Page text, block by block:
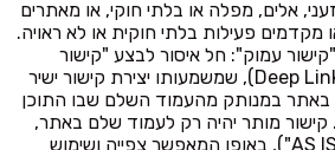
אלים, מפלה או בלתי חוקי, או מאתרים
מקדמים פעילות בלתי חוקית או לא ראויה.
"קישור עמוק": חל איסור לבצע "קישור
עמוק" (Deep Linking), שמשמעותו יצירת קישור ישיר
באתר במנותק מהעמוד השלם שבו התוכן
מותר יהיה רק לעמוד שלם באתר,
כפי שהוא ("AS IS"), באופן המאפשר צפייה ושימוש